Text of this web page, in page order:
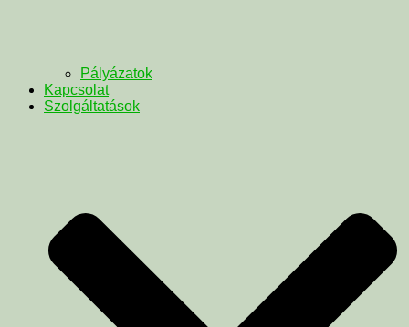
Pályázatok
Kapcsolat
Szolgáltatások